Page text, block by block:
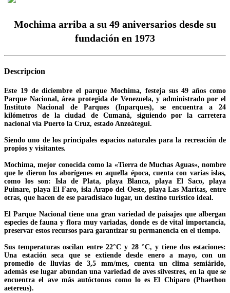
Mochima arriba a su 49 aniversarios desde su
fundación en 1973
Descripcion
Este 19 de diciembre el parque Mochima, festeja sus 49 años como
Parque Nacional, área protegida de Venezuela, y administrado por el
Instituto Nacional de Parques (Inparques), se encuentra a 24
kilómetros de la ciudad de Cumaná, siguiendo por la carretera
nacional vía Puerto la Cruz, estado Anzoátegui.
Siendo uno de los principales espacios naturales para la recreación de
propios y visitantes.
Mochima, mejor conocida como la «Tierra de Muchas Aguas», nombre
que le dieron los aborígenes en aquella época, cuenta con varias islas,
como los son: Isla de Plata, playa Blanca, playa El Saco, playa
Puinare, playa El Faro, isla Arapo del Oeste, playa Las Marítas, entre
otras, que hacen de ese paradisíaco lugar, un destino turístico ideal.
El Parque Nacional tiene una gran variedad de paisajes que albergan
especies de fauna y flora muy variadas, donde es de vital importancia,
preservar estos recursos para garantizar su permanencia en el tiempo.
Sus temperaturas oscilan entre 22°C y 28 °C, y tiene dos estaciones:
Una estación seca que se extiende desde enero a mayo, con un
promedio de lluvias de 3,5 mm/mes, cuenta un clima semiárido,
además ese lugar abundan una variedad de aves silvestres, en la que se
encuentra el ave más autóctonos como lo es El Chiparo (Phaethon
aetereus).